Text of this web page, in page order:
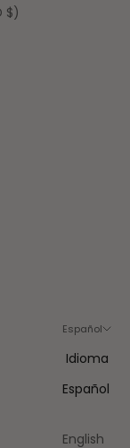
$)
Español
Idioma
Español
English